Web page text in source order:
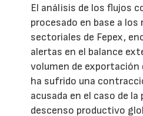
El análisis de los flujos
procesado en base a
sectoriales de Fepex,
alertas en el balance
volumen de
ha sufrido una
acusada en el caso de la
descenso productivo